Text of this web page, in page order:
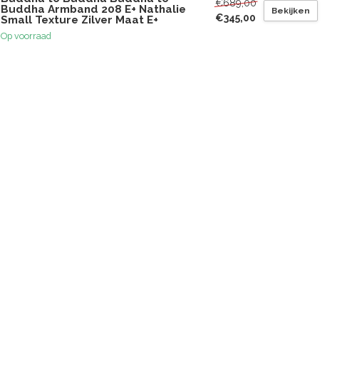
Buddha Armband 208 E+ Nathalie
Small Texture Zilver Maat E+
Op voorraad
€689,00
€345,00
Bekijken